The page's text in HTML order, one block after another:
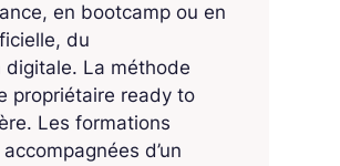
en bootcamp ou en
du
La méthode
propriétaire ready to
Les formations
d’un